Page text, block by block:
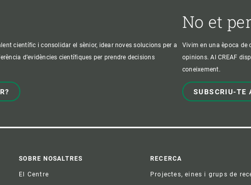
científic i consolidar el sènior, idear noves solucions per a
d’evidències científiques per prendre decisions
No et
Vivim en una època de
opinions. Al CREAF
coneixement.
SUBSCRIU-TE
Footer
SOBRE NOSALTRES
El Centre
RECERCA
Projectes, eines i grups de